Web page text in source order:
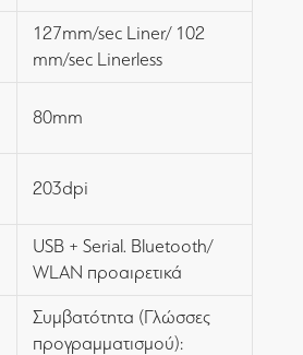
127mm/sec Liner/ 102
mm/sec Linerless
80mm
203dpi
USB + Serial. Bluetooth/
WLAN προαιρετικά
Συμβατότητα (Γλώσσες
προγραμματισμού):